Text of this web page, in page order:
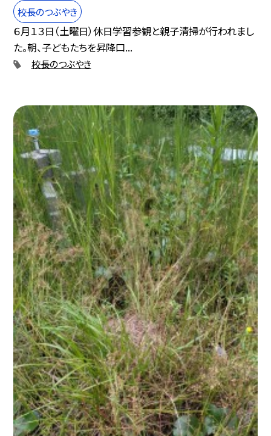
校長のつぶやき
６月１３日（土曜日）休日学習参観と親子清掃が行われまし
た。朝、子どもたちを昇降口...
校長のつぶやき